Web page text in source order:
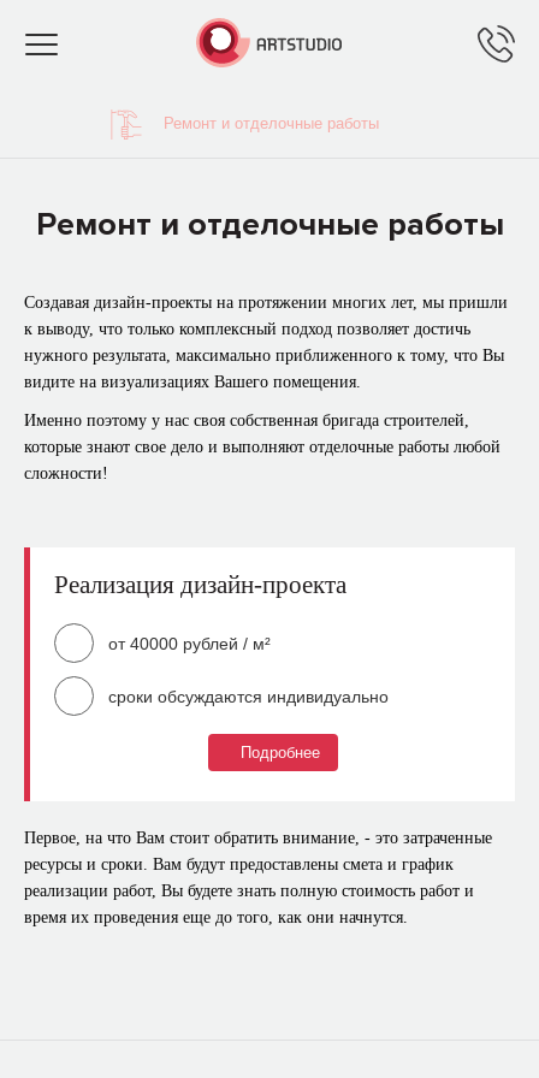
Toggle
Ремонт и отделочные работы
Ремонт и отделочные работы
Создавая дизайн-проекты на протяжении многих лет, мы пришли
к выводу, что только комплексный подход позволяет достичь
нужного результата, максимально приближенного к тому, что Вы
видите на визуализациях Вашего помещения.
Именно поэтому у нас своя собственная бригада строителей,
которые знают свое дело и выполняют отделочные работы любой
сложности!
Реализация дизайн-проекта
Подробнее
от 40000 рублей / м²
сроки обсуждаются индивидуально
работ
Общестроительные работы
Монтаж инженерных сетей
Первое, на что Вам стоит обратить внимание, - это затраченные
ресурсы и сроки. Вам будут предоставлены смета и график
реализации работ, Вы будете знать полную стоимость работ и
время их проведения еще до того, как они начнутся.